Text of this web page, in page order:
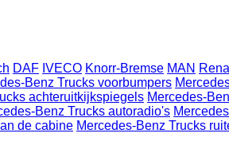
DAF IVECO Knorr-Bremse MAN
Benz Trucks voorbumpers
achteruitkijkspiegels Mercedes-
Benz Trucks autoradio's
de cabine Mercedes-Benz Trucks